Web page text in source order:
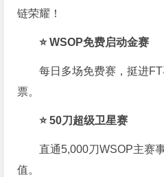
链荣耀！
⭐ WSOP免费启动金赛
每日多场免费赛，挺进
票。
⭐ 50刀超级卫星赛
直通5,000刀WSOP主赛
值。